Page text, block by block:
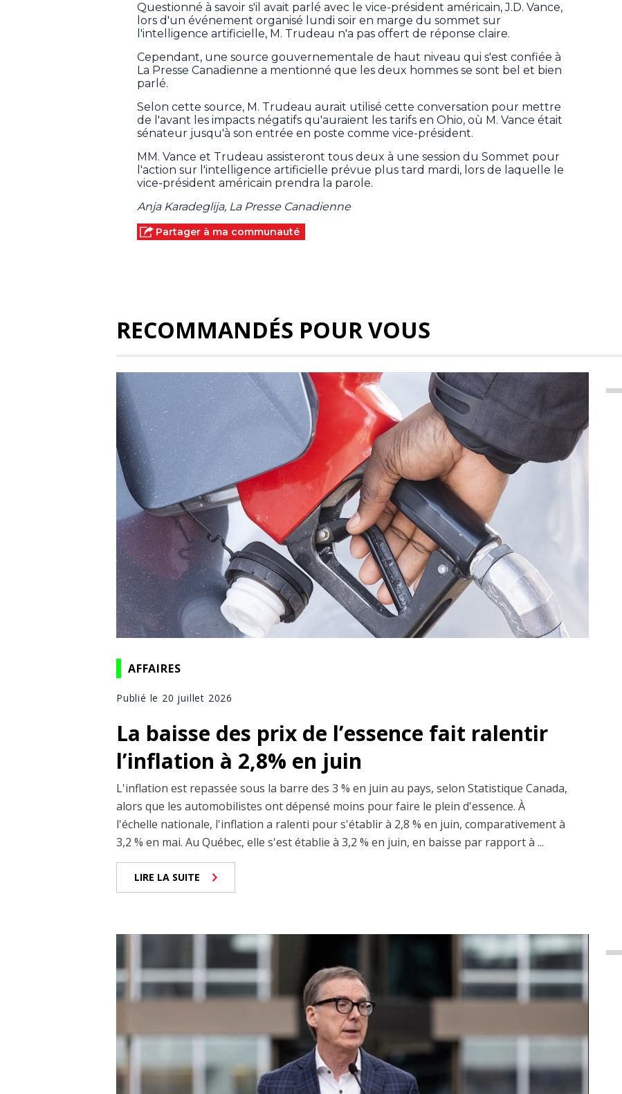
Questionné à savoir s'il avait parlé avec le vice-président américain, J.D. Vance,
lors d'un événement organisé lundi soir en marge du sommet sur
l'intelligence artificielle, M. Trudeau n'a pas offert de réponse claire.
Cependant, une source gouvernementale de haut niveau qui s'est confiée à
La Presse Canadienne a mentionné que les deux hommes se sont bel et bien
parlé.
Selon cette source, M. Trudeau aurait utilisé cette conversation pour mettre
de l'avant les impacts négatifs qu'auraient les tarifs en Ohio, où M. Vance était
sénateur jusqu'à son entrée en poste comme vice-président.
MM. Vance et Trudeau assisteront tous deux à une session du Sommet pour
l'action sur l'intelligence artificielle prévue plus tard mardi, lors de laquelle le
vice-président américain prendra la parole.
Anja Karadeglija, La Presse Canadienne
Partager à ma communauté
RECOMMANDÉS POUR VOUS
AFFAIRES
Publié le 20 juillet 2026
La baisse des prix de l’essence fait ralentir
l’inflation à 2,8% en juin
L'inflation est repassée sous la barre des 3 % en juin au pays, selon Statistique Canada,
alors que les automobilistes ont dépensé moins pour faire le plein d'essence. À
l'échelle nationale, l'inflation a ralenti pour s'établir à 2,8 % en juin, comparativement à
3,2 % en mai. Au Québec, elle s'est établie à 3,2 % en juin, en baisse par rapport à ...
LIRE LA SUITE